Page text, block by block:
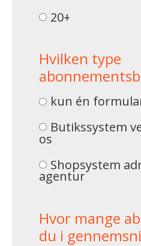
20+
Hvilken type
kun én
Butikssystem
os
Shopsystem
agentur
Hvor mange
du i